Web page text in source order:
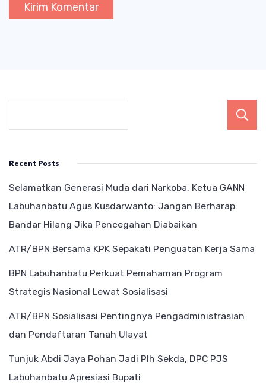
Recent Posts
Selamatkan Generasi Muda dari Narkoba, Ketua GANN
Labuhanbatu Agus Kusdarwanto: Jangan Berharap
Bandar Hilang Jika Pencegahan Diabaikan
ATR/BPN Bersama KPK Sepakati Penguatan Kerja Sama
BPN Labuhanbatu Perkuat Pemahaman Program
Strategis Nasional Lewat Sosialisasi
ATR/BPN Sosialisasi Pentingnya Pengadministrasian
dan Pendaftaran Tanah Ulayat
Tunjuk Abdi Jaya Pohan Jadi Plh Sekda, DPC PJS
Labuhanbatu Apresiasi Bupati